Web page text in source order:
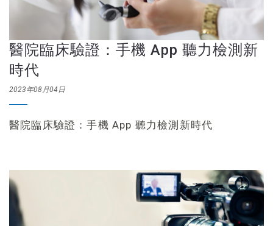
醫院臨床驗證：手機 App 聽力檢測新
時代
2023年08月04日
醫院臨床驗證：手機 App 聽力檢測新時代